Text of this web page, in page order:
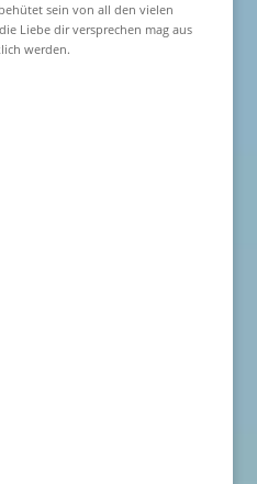
sein von all den vielen
Liebe dir versprechen mag aus
werden.